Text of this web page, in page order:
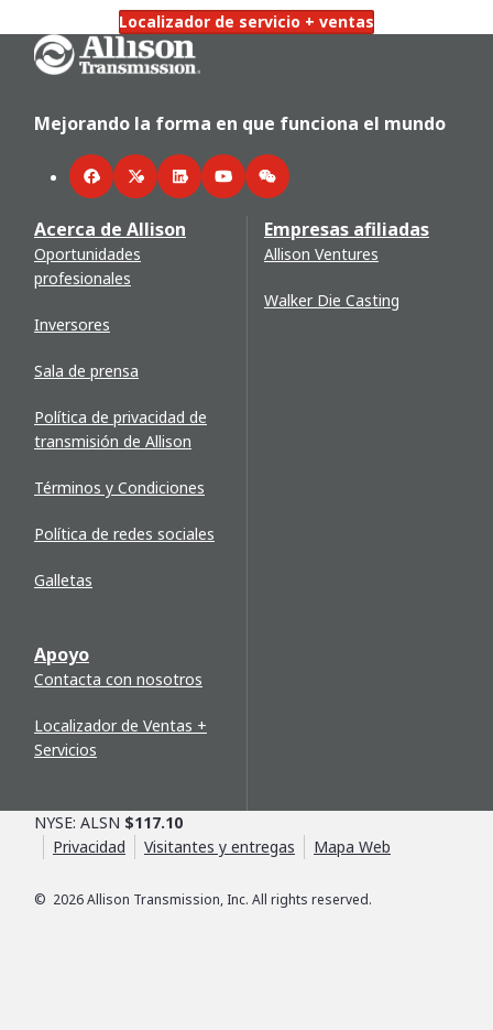
Localizador de servicio + ventas
Go Home
Mejorando la forma en que funciona el mundo
FacebookTwitterLinkedInYouTubeWeChat
Acerca de Allison
Oportunidades
profesionales
Inversores
Sala de prensa
Política de privacidad de
transmisión de Allison
Términos y Condiciones
Política de redes sociales
Galletas
Apoyo
Contacta con nosotros
Localizador de Ventas +
Servicios
Empresas afiliadas
Allison Ventures
Walker Die Casting
© 2026Allison Transmission, Inc. All rights reserved.
NYSE: ALSN $117.10
Privacidad
Visitantes y entregas Mapa Web